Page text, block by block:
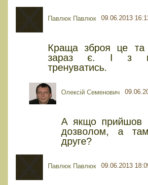
Павлюк Павлюк 09.06.2013
Краща зброя це
зараз є. І з
тренуватись.
Олексій Семенович
А якщо прийшов
дозволом, а
друге?
Павлюк Павлюк 09.06.2013